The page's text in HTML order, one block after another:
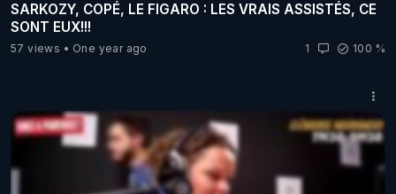
SARKOZY, COPÉ, LE FIGARO : LES VRAIS ASSISTÉS, CE
SONT EUX!!!
57 views One year ago 1 100 %